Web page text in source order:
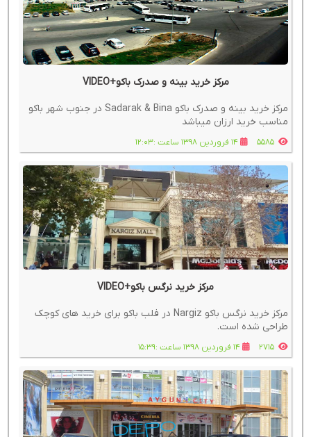
مرکز خرید بینه و صدرک باکو+VIDEO
مرکز خرید بینه و صدرک باکو Sadarak & Bina در جنوب شهر باکو
مناسب خرید ارزان میباشد
5585 14 فروردین 1398 ساعت :12:03
مرکز خرید نرگس باکو+VIDEO
مرکز خرید نرگس باکو Nargiz در فلب باکو برای خرید های کوچک
طراحی شده است.
2715 14 فروردین 1398 ساعت :15:39